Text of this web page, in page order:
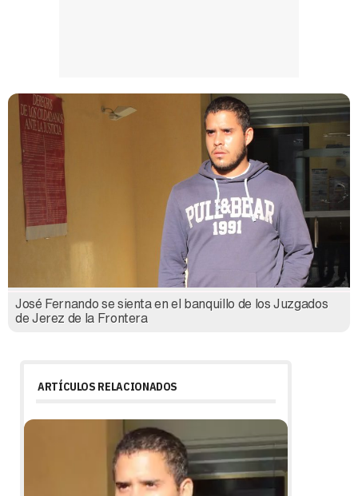
José Fernando se sienta en el banquillo de los Juzgados
de Jerez de la Frontera
ARTÍCULOS RELACIONADOS